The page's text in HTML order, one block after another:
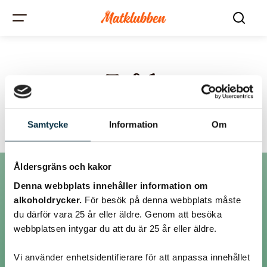
Samtycke Information Om
Åldersgräns och kakor
Denna webbplats innehåller information om
alkoholdrycker. För besök på denna webbplats måste
du därför vara 25 år eller äldre. Genom att besöka
webbplatsen intygar du att du är 25 år eller äldre.
Vi använder enhetsidentifierare för att anpassa innehållet
Tråd:
Cedroolja
Inlägg
@bagarnjeppson